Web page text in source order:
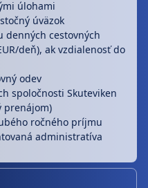
úlohami
úväzok
denných cestovných
deň), ak vzdialenosť do
odev
spoločnosti Skuteviken
prenájom)
ročného príjmu
administratíva